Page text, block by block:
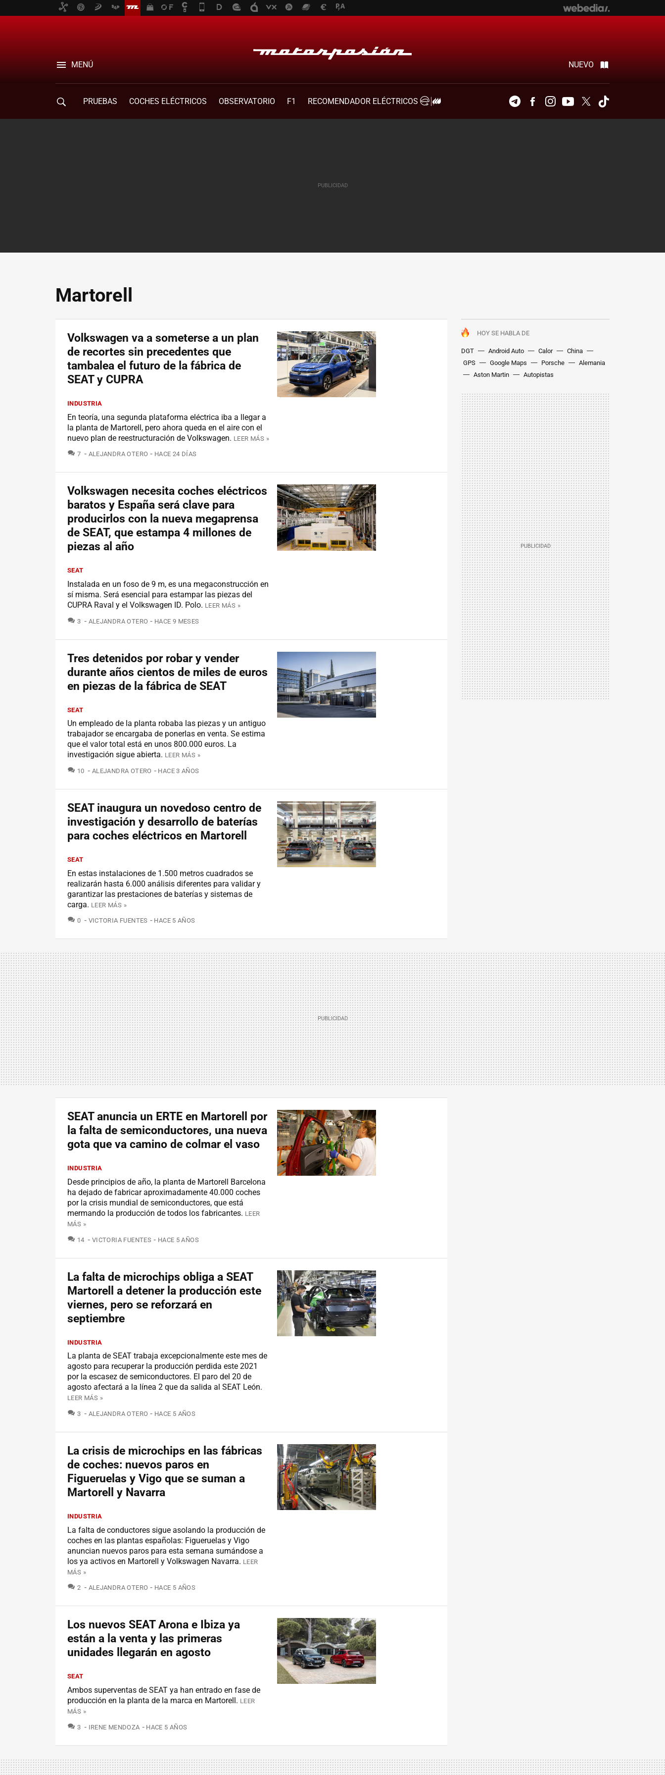
MENÚ NUEVO
PRUEBAS COCHES ELÉCTRICOS OBSERVATORIO F1
RECOMENDADOR ELÉCTRICOS
TelegramFacebookInstagramYoutubeTwitter
Martorell
HOY SE HABLA DE
DGT Android Auto Calor
China
GPS
Google Maps Porsche
Alemania
Aston Martin
Autopistas
Volkswagen va a someterse a un plan
de recortes sin precedentes que
tambalea el futuro de la fábrica de
SEAT y CUPRA
INDUSTRIA
En teoría, una segunda plataforma eléctrica iba a llegar a
la planta de Martorell, pero ahora queda en el aire con el
nuevo plan de reestructuración de Volkswagen. LEER MÁS »
7 COMENTARIOS
ALEJANDRA OTERO HACE 24 DÍAS
Volkswagen necesita coches eléctricos
baratos y España será clave para
producirlos con la nueva megaprensa
de SEAT, que estampa 4 millones de
piezas al año
SEAT
Instalada en un foso de 9 m, es una megaconstrucción en
sí misma. Será esencial para estampar las piezas del
CUPRA Raval y el Volkswagen ID. Polo. LEER MÁS »
3 COMENTARIOS
ALEJANDRA OTERO HACE 9 MESES
Tres detenidos por robar y vender
durante años cientos de miles de euros
en piezas de la fábrica de SEAT
SEAT
Un empleado de la planta robaba las piezas y un antiguo
trabajador se encargaba de ponerlas en venta. Se estima
que el valor total está en unos 800.000 euros. La
investigación sigue abierta. LEER MÁS »
10 COMENTARIOS
ALEJANDRA OTERO HACE 3 AÑOS
SEAT inaugura un novedoso centro de
investigación y desarrollo de baterías
para coches eléctricos en Martorell
SEAT
En estas instalaciones de 1.500 metros cuadrados se
realizarán hasta 6.000 análisis diferentes para validar y
garantizar las prestaciones de baterías y sistemas de
carga. LEER MÁS »
0 COMENTARIOS
VICTORIA FUENTES HACE 5 AÑOS
SEAT anuncia un ERTE en Martorell por
la falta de semiconductores, una nueva
gota que va camino de colmar el vaso
INDUSTRIA
Desde principios de año, la planta de Martorell Barcelona
ha dejado de fabricar aproximadamente 40.000 coches
por la crisis mundial de semiconductores, que está
mermando la producción de todos los fabricantes. LEER
MÁS »
14 COMENTARIOS
VICTORIA FUENTES HACE 5 AÑOS
La falta de microchips obliga a SEAT
Martorell a detener la producción este
viernes, pero se reforzará en
septiembre
INDUSTRIA
La planta de SEAT trabaja excepcionalmente este mes de
agosto para recuperar la producción perdida este 2021
por la escasez de semiconductores. El paro del 20 de
agosto afectará a la línea 2 que da salida al SEAT León.
LEER MÁS »
3 COMENTARIOS
ALEJANDRA OTERO HACE 5 AÑOS
La crisis de microchips en las fábricas
de coches: nuevos paros en
Figueruelas y Vigo que se suman a
Martorell y Navarra
INDUSTRIA
La falta de conductores sigue asolando la producción de
coches en las plantas españolas: Figueruelas y Vigo
anuncian nuevos paros para esta semana sumándose a
los ya activos en Martorell y Volkswagen Navarra. LEER
MÁS »
2 COMENTARIOS
ALEJANDRA OTERO HACE 5 AÑOS
Los nuevos SEAT Arona e Ibiza ya
están a la venta y las primeras
unidades llegarán en agosto
SEAT
Ambos superventas de SEAT ya han entrado en fase de
producción en la planta de la marca en Martorell. LEER
MÁS »
3 COMENTARIOS
IRENE MENDOZA HACE 5 AÑOS